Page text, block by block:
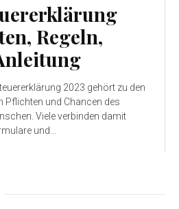
Regeln,
2023 gehört zu den
Pflichten und Chancen des
Viele verbinden damit
und...